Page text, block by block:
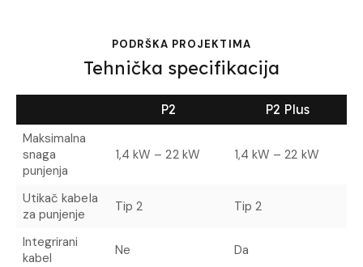
PODRŠKA PROJEKTIMA
Tehnička specifikacija
P2
P2 Plus
Maksimalna
snaga
punjenja
1,4 kW – 22 kW 1,4 kW – 22 kW
Utikač kabela
za punjenje
Tip 2 Tip 2
Integrirani
kabel
Ne Da